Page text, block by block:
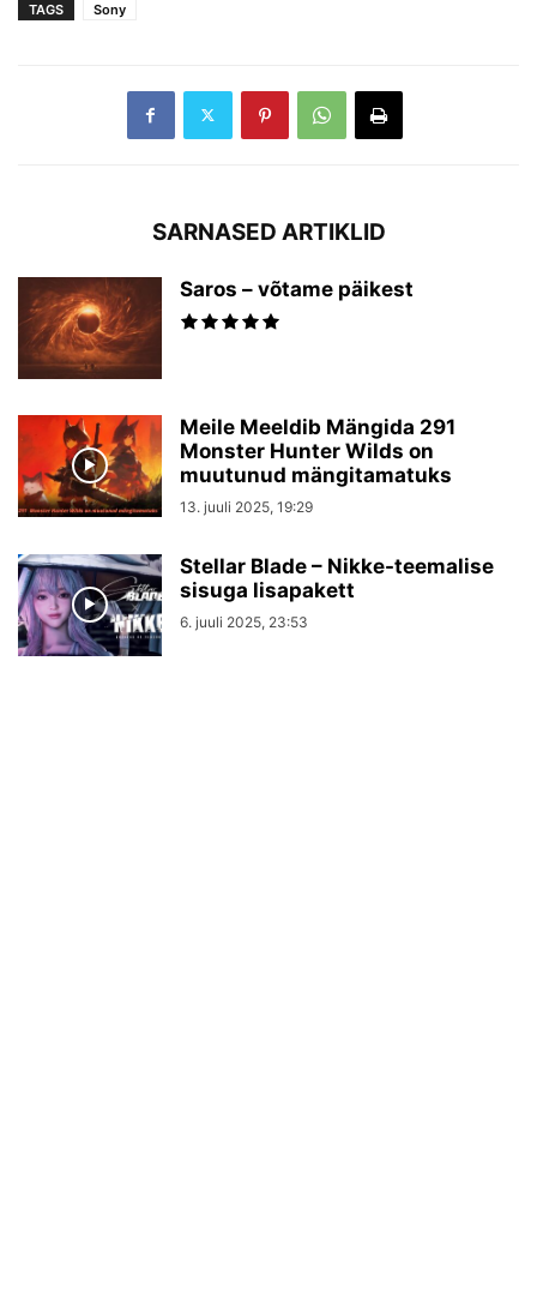
TAGS Sony
SARNASED ARTIKLID
Saros – võtame päikest
Meile Meeldib Mängida 291
Monster Hunter Wilds on
muutunud mängitamatuks
13. juuli 2025, 19:29
Stellar Blade – Nikke-teemalise
sisuga lisapakett
6. juuli 2025, 23:53